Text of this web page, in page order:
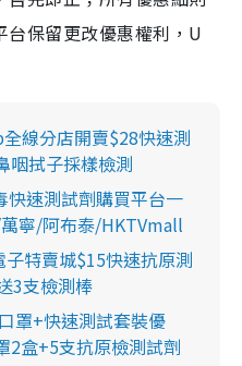
保留更改優惠權利，U
線分店開賣$28快速測
咽拭子採樣檢測
快速測試劑購買平台一
寧/阿布泰/HKTVmall
子特賣城$15快速抗原測
3支檢測棒
罩+快速測試套裝優
2盒+5支抗原檢測試劑